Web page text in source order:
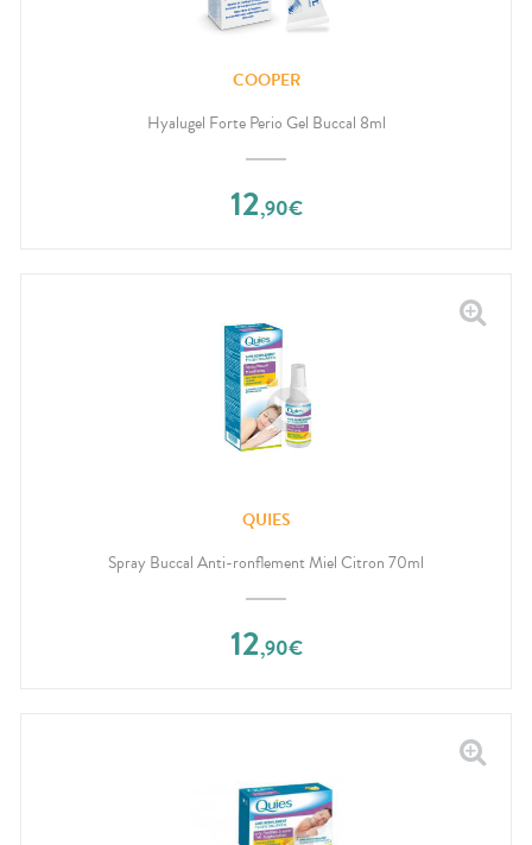
COOPER
Hyalugel Forte Perio Gel Buccal 8ml
12,90€
QUIES
Spray Buccal Anti-ronflement Miel Citron 70ml
12,90€